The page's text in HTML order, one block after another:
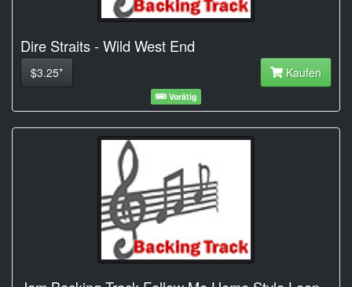
Dire Straits - Wild West End
$3.25* Kaufen
Vorätig